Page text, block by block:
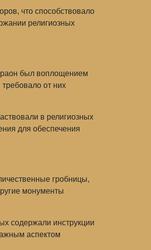
что способствовало
религиозных
был воплощением
от них
в религиозных
для обеспечения
гробницы,
монументы
содержали инструкции
аспектом